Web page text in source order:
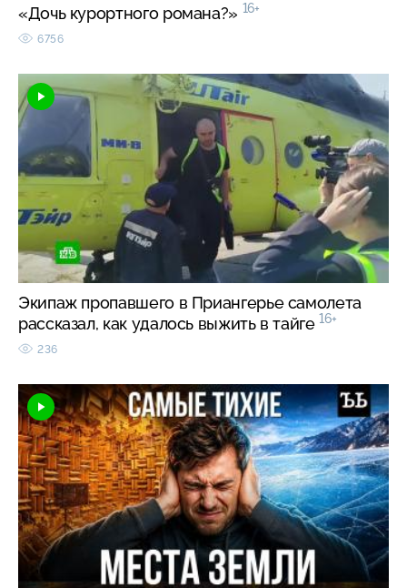
«Дочь курортного романа?» 16+
6756
Экипаж пропавшего в Приангерье самолета
рассказал, как удалось выжить в тайге 16+
236